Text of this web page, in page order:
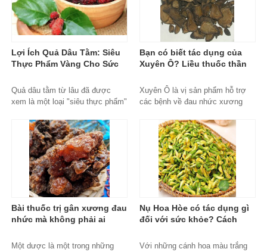
Lợi Ích Quả Dâu Tằm: Siêu
Thực Phẩm Vàng Cho Sức
Quả dâu tằm từ lâu đã được
xem là một loại "siêu thực phẩm"
Đông....
Bạn có biết tác dụng của
Xuyên Ô? Liều thuốc thần
Copy
Xuyên Ô là vị sản phẩm hỗ trợ
các bệnh về đau nhức xương
tay lạnh vã mồ hôi rất hiệu quả.
Tuy nhiên nó lại là vị thuốc có
độc tính rất mạnh đặc biệt trên
hệ thần kinh, tim mạch. Bài viết
dưới đây sẽ giúp bạn đọc hiểu rõ
hơn về đặc điểm, công dụng và
độc tính thuốc.
xuyen-o, mua-xuyen-o-dau,
xuyen-o-uy-tin, xuyen-o-chinh-
Bài thuốc trị gân xương đau
nhức mà không phải ai
Bài thuốc chữa bệnh
Một dược là một trong những
Nụ Hoa Hòe có tác dụng gì
đối với sức khỏe? Cách
để chuẩn nhất
Với những cánh hoa màu trắng